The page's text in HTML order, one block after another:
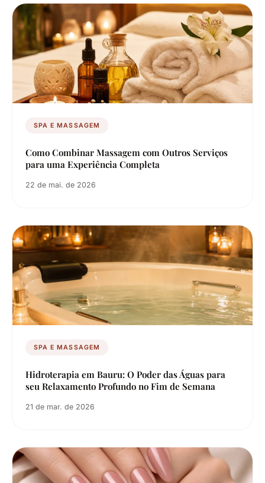
SPA E MASSAGEM
Como Combinar Massagem com Outros Serviços
para uma Experiência Completa
22 de mai. de 2026
SPA E MASSAGEM
Hidroterapia em Bauru: O Poder das Águas para
seu Relaxamento Profundo no Fim de Semana
21 de mar. de 2026